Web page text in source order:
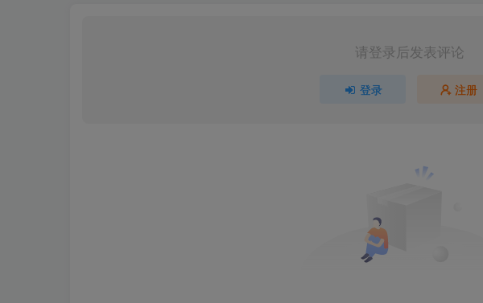
请登录后发表评论
登录 注册